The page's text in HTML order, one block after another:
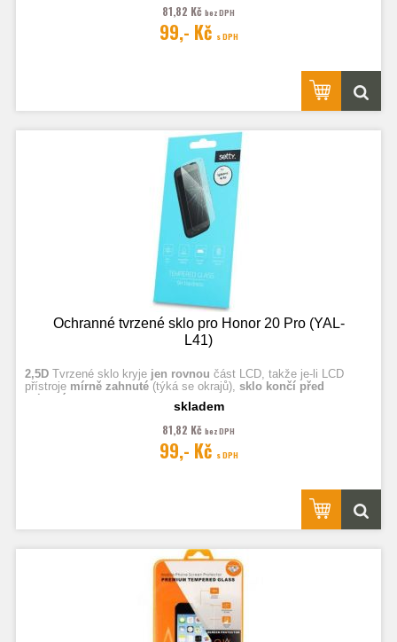
Fotografie jsou ilustrační.81,82 Kč bez DPH
99,- Kč s DPH
Ochranné tvrzené sklo pro Honor 20 Pro (YAL-
L41)
2,5D Tvrzené sklo kryje jen rovnou část LCD, takže je-li LCD
přístroje mírně zahnuté (týká se okrajů), sklo končí před
zahnutím.
Fotografie jsou ilustrační.
skladem
81,82 Kč bez DPH
99,- Kč s DPH